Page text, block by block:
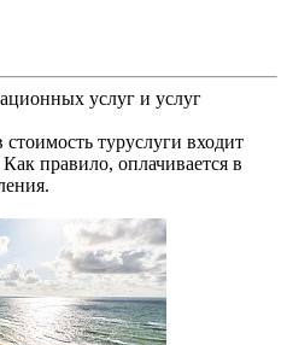
услуг и услуг
туруслуги входит
правило, оплачивается в